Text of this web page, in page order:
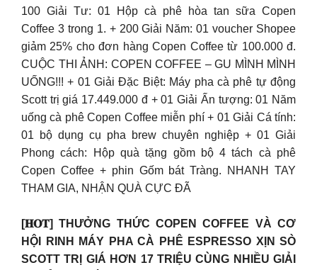
100 Giải Tư: 01 Hộp cà phê hòa tan sữa Copen
Coffee 3 trong 1. + 200 Giải Năm: 01 voucher Shopee
giảm 25% cho đơn hàng Copen Coffee từ 100.000 đ.
CUỘC THI ẢNH: COPEN COFFEE – GU MÌNH MÌNH
UỐNG!!! + 01 Giải Đặc Biệt: Máy pha cà phê tự động
Scott trị giá 17.449.000 đ + 01 Giải Ấn tượng: 01 Năm
uống cà phê Copen Coffee miễn phí + 01 Giải Cá tính:
01 bộ dụng cụ pha brew chuyên nghiệp + 01 Giải
Phong cách: Hộp quà tặng gồm bộ 4 tách cà phê
Copen Coffee + phin Gốm bát Tràng. NHANH TAY
THAM GIA, NHẬN QUÀ CỰC ĐÃ
[𝐇𝐎𝐓] THƯỞNG THỨC COPEN COFFEE VÀ CƠ
HỘI RINH MÁY PHA CÀ PHÊ ESPRESSO XỊN SÒ
SCOTT TRỊ GIÁ HƠN 17 TRIỆU CÙNG NHIỀU GIẢI